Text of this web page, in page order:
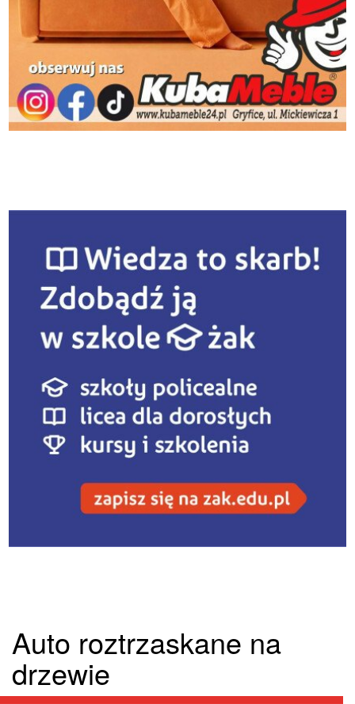
Auto roztrzaskane na
drzewie